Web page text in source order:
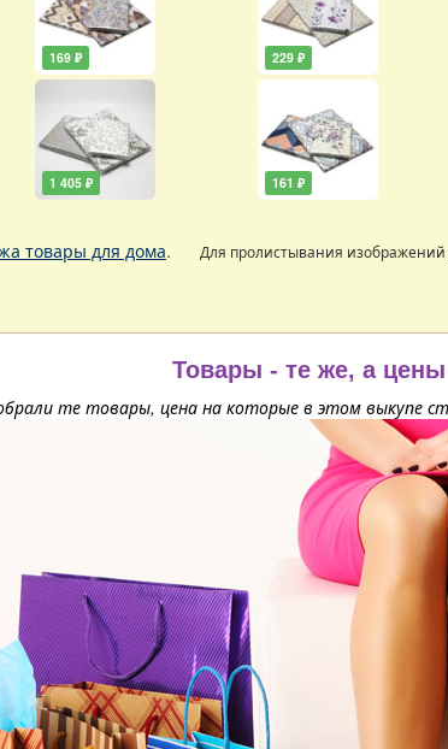
169 ₽
1 405 ₽
229 ₽
161 ₽
товары для дома. Для пролистывания
Товары - те же, а
те товары, цена на которые в этом выкупе